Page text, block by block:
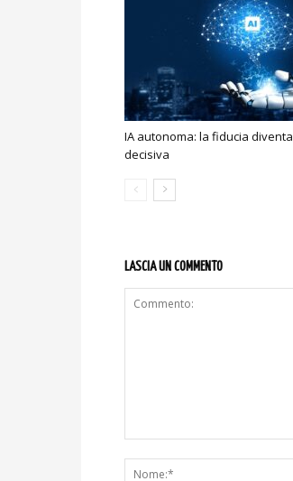
IA autonoma: la fiducia diventa
decisiva
LASCIA UN COMMENTO